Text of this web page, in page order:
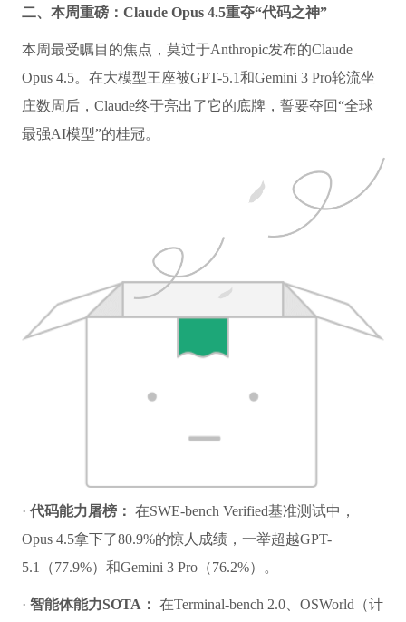
二、本周重磅：Claude Opus 4.5重夺“代码之神”
本周最受瞩目的焦点，莫过于Anthropic发布的Claude
Opus 4.5。在大模型王座被GPT-5.1和Gemini 3 Pro轮流坐
庄数周后，Claude终于亮出了它的底牌，誓要夺回“全球
最强AI模型”的桂冠。
· 代码能力屠榜： 在SWE-bench Verified基准测试中，
Opus 4.5拿下了80.9%的惊人成绩，一举超越GPT-
5.1（77.9%）和Gemini 3 Pro（76.2%）。
· 智能体能力SOTA： 在Terminal-bench 2.0、OSWorld（计